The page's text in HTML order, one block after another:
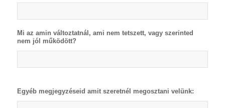
Mi az amin változtatnál, ami nem tetszett, vagy szerinted
nem jól működött?
Egyéb megjegyzéseid amit szeretnél megosztani velünk: